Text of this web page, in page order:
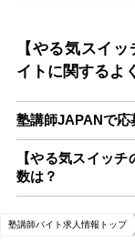
【やる気スイ
イトに関するよ
塾講師JAPANで応
【やる気スイッ
数は？
塾講師バイト求人情報トップ